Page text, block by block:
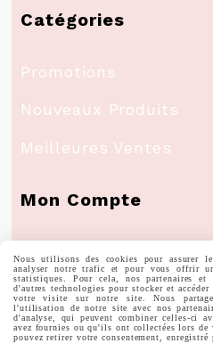
Catégories
Promotions
Nouveaux Produits
Meilleures Ventes
Mon Compte
Informations
Commandes
Nous utilisons des cookies pour assurer
analyser notre trafic et pour vous offrir
statistiques. Pour cela, nos partenaires
d'autres technologies pour stocker et
votre visite sur notre site. Nous
l'utilisation de notre site avec nos
d'analyse, qui peuvent combiner celles-ci
avez fournies ou qu'ils ont collectées lors
pouvez retirer votre consentement,